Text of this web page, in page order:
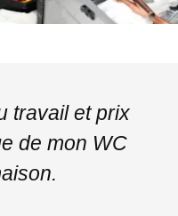
travail et prix
de mon WC